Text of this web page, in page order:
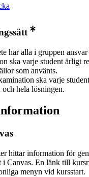
har alla i gruppen
ska varje student ärligt
som använts.
ska varje
hela lösningen.
hittar information för
i Canvas. En länk till
menyn vid kursstart.